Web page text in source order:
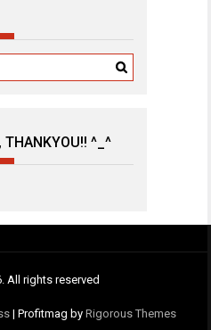
THANKYOU!! ^_^
All rights reserved
| Profitmag by Rigorous Themes